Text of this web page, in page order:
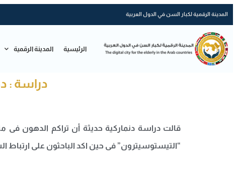
المدينة الرقمية لكبار السن في الدول العربية
الرئيسية المدينة الرقمية
دراسة :
قالت دراسة دنماركية حديثة أن تراكم الدهون
“التيستوسيترون” فى حين اكد الباحثون على ارتباط